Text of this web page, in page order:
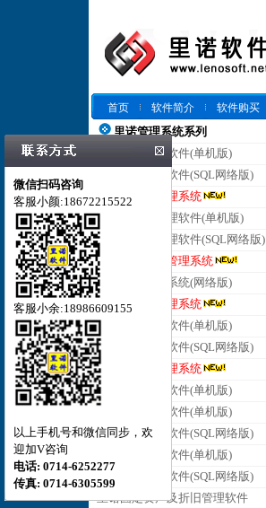
首页 软件简介 软件购买
里诺管理系统系列
里诺仓库管理软件(单机版)
里诺仓库管理软件(SQL网络版)
里诺云仓库管理系统
里诺进销存管理软件(单机版)
里诺进销存管理软件(SQL网络版)
里诺云进销存管理系统
里诺客户管理系统(网络版)
里诺云客户管理系统
里诺合同管理软件(单机版)
里诺合同管理软件(SQL网络版)
里诺云合同管理系统
里诺会员管理软件(单机版)
里诺销售管理软件(单机版)
里诺销售管理软件(SQL网络版)
里诺采购管理软件(单机版)
里诺采购管理软件(SQL网络版)
里诺固定资产及折旧管理软件
微信扫码咨询
客服小颜:18672215522
客服小余:18986609155
以上手机号和微信同步，欢
迎加V咨询
电话: 0714-6252277
传真: 0714-6305599